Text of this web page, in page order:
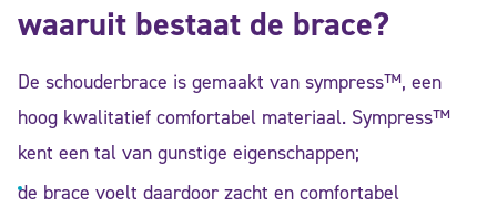
waaruit bestaat de brace?
De schouderbrace is gemaakt van sympress™, een
hoog kwalitatief comfortabel materiaal. Sympress™
kent een tal van gunstige eigenschappen;
de brace voelt daardoor zacht en comfortabel